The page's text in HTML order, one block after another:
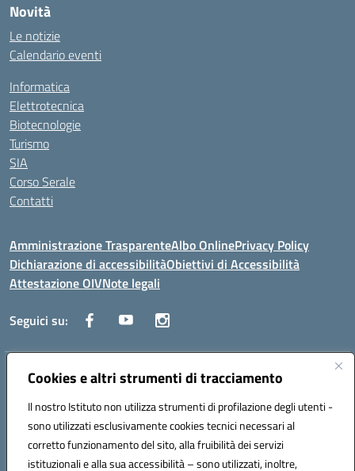
Cookies e altri strumenti di tracciamento
Il nostro Istituto non utilizza strumenti di profilazione degli utenti -
sono utilizzati esclusivamente cookies tecnici necessari al
corretto funzionamento del sito, alla fruibilità dei servizi
istituzionali e alla sua accessibilità – sono utilizzati, inoltre,
Novità
Le notizie
Calendario eventi
Informatica
Elettrotecnica
Biotecnologie
Turismo
SIA
Corso Serale
Contatti
Amministrazione TrasparenteAlbo OnlinePrivacy Policy
Dichiarazione di accessibilitàObiettivi di Accessibilità
Attestazione OIVNote legali
Seguici su:
Indirizzo:Via Cesare Beccaria 70043 MONOPOLI (BA)
Posta elettronica certificata (PEC):batf26000r@pec.istruzione.it
Codice fiscale: 93491310723
Codice meccanografico: BATF26000R